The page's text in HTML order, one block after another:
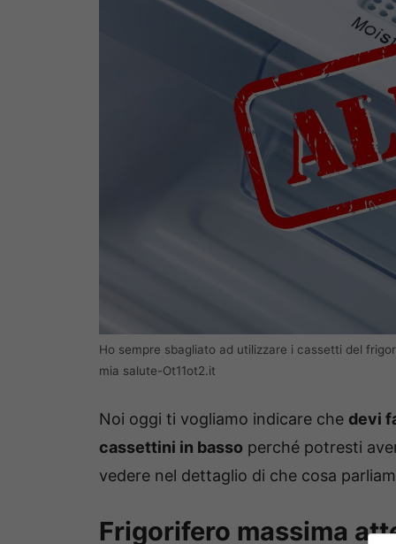
Ho sempre sbagliato ad utilizzare i cassetti del
mia salute-Ot11ot2.it
Noi oggi ti vogliamo indicare che devi
cassettini in basso perché potresti
vedere nel dettaglio di che cosa
Frigorifero massima